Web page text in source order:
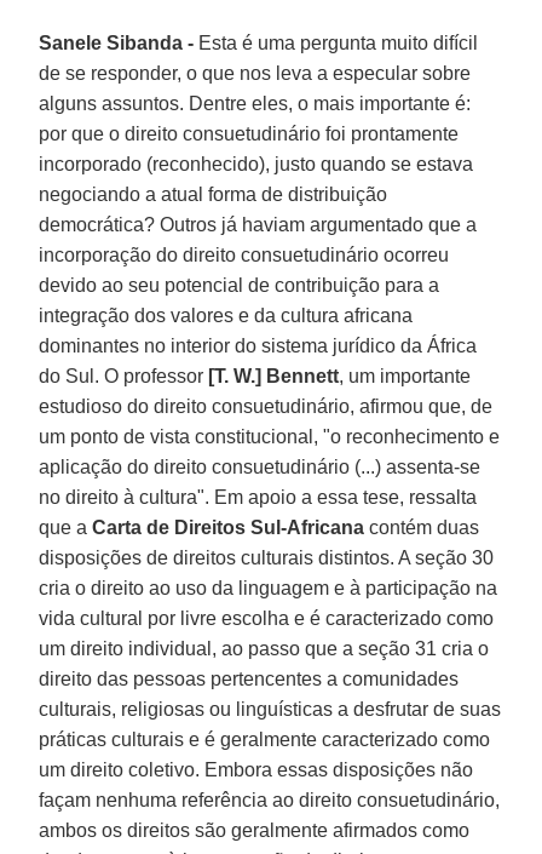
Sanele Sibanda - Esta é uma pergunta muito difícil
de se responder, o que nos leva a especular sobre
alguns assuntos. Dentre eles, o mais importante é:
por que o direito consuetudinário foi prontamente
incorporado (reconhecido), justo quando se estava
negociando a atual forma de distribuição
democrática? Outros já haviam argumentado que a
incorporação do direito consuetudinário ocorreu
devido ao seu potencial de contribuição para a
integração dos valores e da cultura africana
dominantes no interior do sistema jurídico da África
do Sul. O professor [T. W.] Bennett, um importante
estudioso do direito consuetudinário, afirmou que, de
um ponto de vista constitucional, "o reconhecimento e
aplicação do direito consuetudinário (...) assenta-se
no direito à cultura". Em apoio a essa tese, ressalta
que aCarta de Direitos Sul-Africana contém duas
disposições de direitos culturais distintos. A seção 30
cria o direito ao uso da linguagem e à participação na
vida cultural por livre escolha e é caracterizado como
um direito individual, ao passo que a seção 31 cria o
direito das pessoas pertencentes a comunidades
culturais, religiosas ou linguísticas a desfrutar de suas
práticas culturais e é geralmente caracterizado como
um direito coletivo. Embora essas disposições não
façam nenhuma referência ao direito consuetudinário,
ambos os direitos são geralmente afirmados como